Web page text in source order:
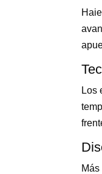
Los